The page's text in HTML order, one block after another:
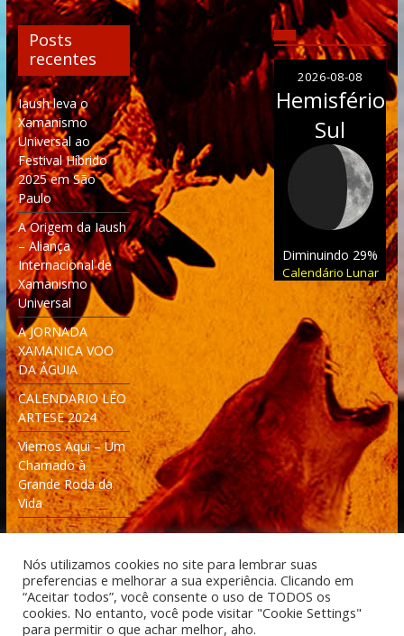
Posts
recentes
Iaush leva o
Xamanismo
Universal ao
Festival Híbrido
2025 em São
Paulo
A Origem da Iaush
– Aliança
Internacional de
Xamanismo
Universal
A JORNADA
XAMANICA VOO
DA ÁGUIA
CALENDARIO LÉO
ARTESE 2024
Viemos Aqui – Um
Chamado à
Grande Roda da
Vida
2026-08-08
Hemisfério
Sul
Diminuindo 29%
Calendário Lunar
Desenvolvido: Moleculas4D - Engenharia Espacial e
Nós utilizamos cookies no site para lembrar suas
preferencias e melhorar a sua experiência. Clicando em
“Aceitar todos”, você consente o uso de TODOS os
cookies. No entanto, você pode visitar "Cookie Settings"
para permitir o que achar melhor, aho.